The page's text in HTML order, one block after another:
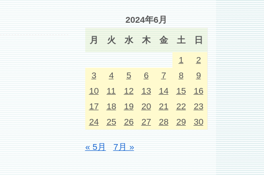
2024年6月
月 火 水 木 金 土 日
1
2
3
4 5 6 7 8
9
10
11 12 13 14 15
16
17
18 19 20 21 22
23
24
25 26 27 28 29 30
« 5月 7月 »